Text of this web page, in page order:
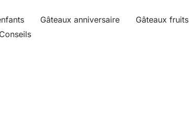
Gâteaux anniversaire Gâteaux fruits
Conseils